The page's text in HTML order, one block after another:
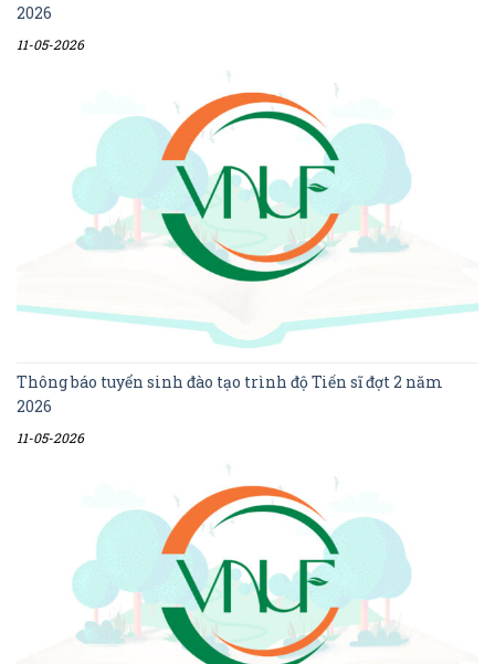
2026
11-05-2026
Thông báo tuyển sinh đào tạo trình độ Tiến sĩ đợt 2 năm
2026
11-05-2026